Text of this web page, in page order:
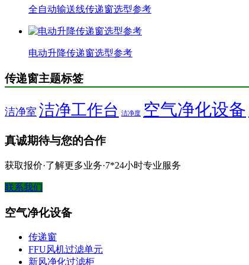
全自动输送线传递窗选型参考
电动升降传递窗选型参考
传递窗主题标签
洁净室 洁净工作台 洁净度 空气净化设备
真诚期待与您的合作
获取报价·了解更多业务·7*24小时专业服务
联系我们
空气净化设备
传递窗
FFU风机过滤单元
新风净化过滤柜